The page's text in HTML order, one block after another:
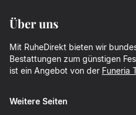
Über uns
Mit RuheDirekt bieten wir
Bestattungen zum günstigen
ist ein Angebot von der Funeria
Weitere Seiten